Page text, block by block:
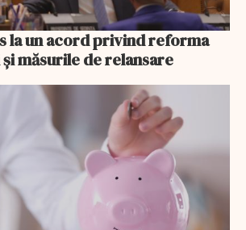
la un acord privind reforma
măsurile de relansare